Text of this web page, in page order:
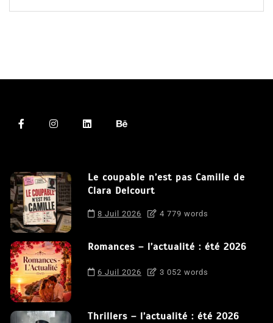
Le coupable n’est pas Camille de
Clara Delcourt
8 Juil 2026 4 779 words
Romances – l’actualité : été 2026
6 Juil 2026 3 052 words
Thrillers – l’actualité : été 2026